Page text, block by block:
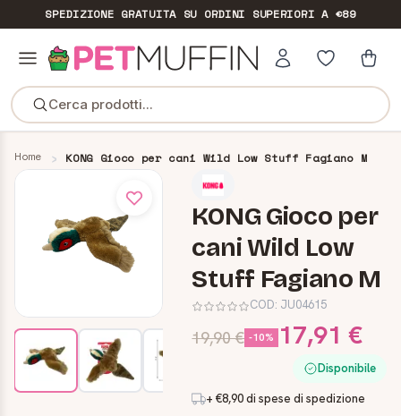
SPEDIZIONE GRATUITASU ORDINI SUPERIORI A €89
Cerca prodotti...
Home KONG Gioco per cani Wild Low Stuff Fagiano M
KONG Gioco per
cani Wild Low
Stuff Fagiano M
COD: JU04615
19,90 € -10% 17,91 €
Disponibile
+ €8,90 di spese di spedizione